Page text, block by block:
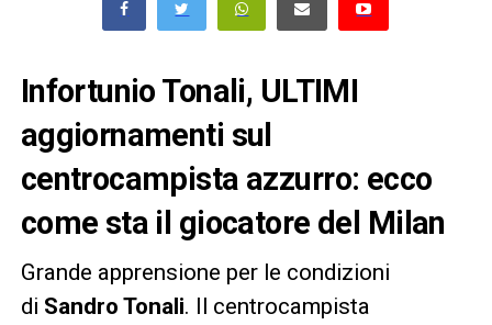
Infortunio Tonali, ULTIMI
aggiornamenti sul
centrocampista azzurro: ecco
come sta il giocatore del Milan
Grande apprensione per le condizioni
di Sandro Tonali. Il centrocampista